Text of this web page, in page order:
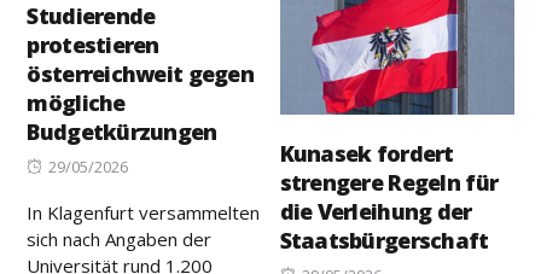
Studierende
protestieren
österreichweit gegen
mögliche
Budgetkürzungen
Posted
29/05/2026
In Klagenfurt versammelten
sich nach Angaben der
Universität rund 1.200
Kunasek fordert
strengere Regeln für
die Verleihung der
Staatsbürgerschaft